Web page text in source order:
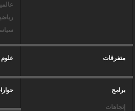
متفرقات علوم
برامج
إتجاهات